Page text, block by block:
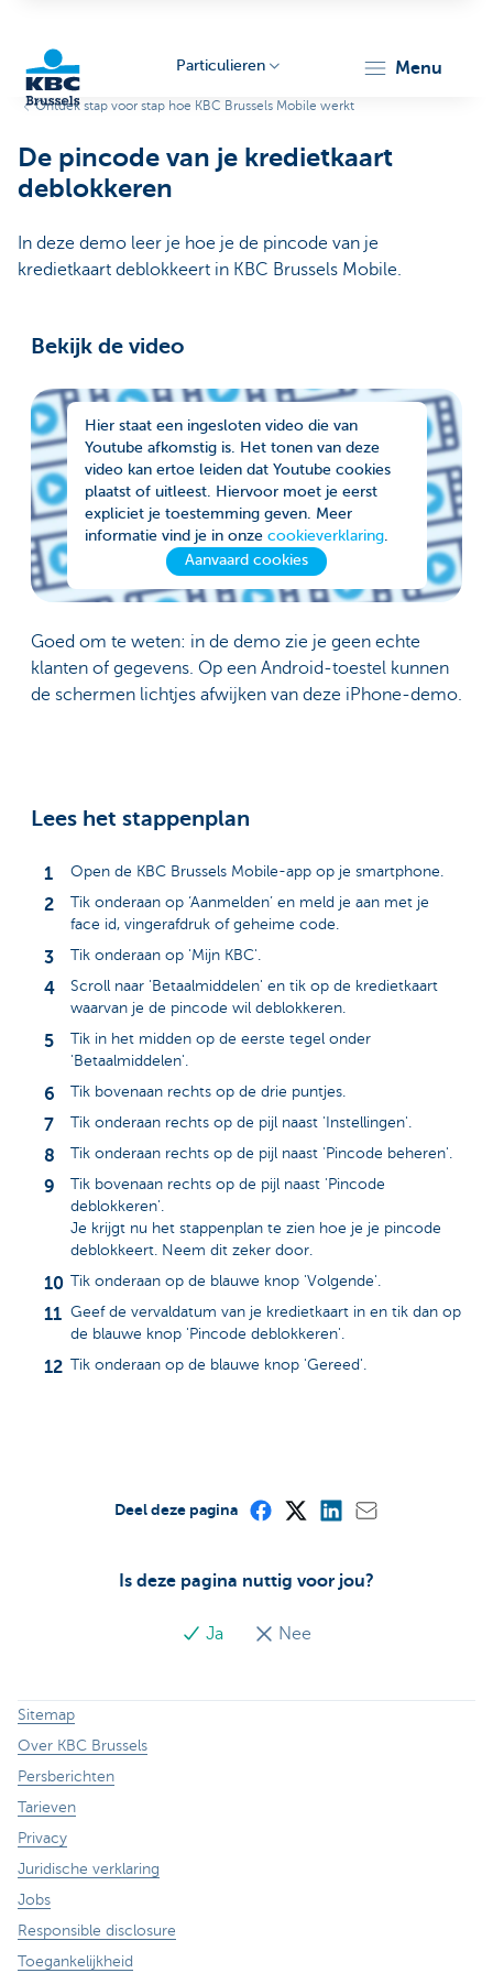
Particulieren menu
Ontdek stap voor stap hoe KBC Brussels Mobile werkt
De pincode van je kredietkaart
deblokkeren
In deze demo leer je hoe je de pincode van je
kredietkaart deblokkeert in KBC Brussels Mobile.
Bekijk de video
Hier staat een ingesloten video die van
Youtube afkomstig is. Het tonen van deze
video kan ertoe leiden dat Youtube cookies
plaatst of uitleest. Hiervoor moet je eerst
expliciet je toestemming geven. Meer
informatie vind je in onze cookieverklaring.
Aanvaard cookies
Goed om te weten: in de demo zie je geen echte
klanten of gegevens. Op een Android-toestel kunnen
de schermen lichtjes afwijken van deze iPhone-demo.
Lees het stappenplan
Open de KBC Brussels Mobile-app op je smartphone.
Tik onderaan op ‘Aanmelden’ en meld je aan met je
face id, vingerafdruk of geheime code.
Tik onderaan op 'Mijn KBC'.
Scroll naar 'Betaalmiddelen' en tik op de kredietkaart
waarvan je de pincode wil deblokkeren.
Tik in het midden op de eerste tegel onder
'Betaalmiddelen'.
Tik bovenaan rechts op de drie puntjes.
Tik onderaan rechts op de pijl naast 'Instellingen'.
Tik onderaan rechts op de pijl naast 'Pincode beheren'.
Tik bovenaan rechts op de pijl naast 'Pincode
deblokkeren'.
Je krijgt nu het stappenplan te zien hoe je je pincode
deblokkeert. Neem dit zeker door.
Tik onderaan op de blauwe knop 'Volgende'.
Geef de vervaldatum van je kredietkaart in en tik dan op
de blauwe knop 'Pincode deblokkeren'.
Tik onderaan op de blauwe knop 'Gereed'.
Is deze pagina nuttig voor jou?
Ja Nee
Deel deze pagina
Sitemap
Over KBC Brussels
Persberichten
Tarieven
Privacy
Juridische verklaring
Jobs
Responsible disclosure
Toegankelijkheid